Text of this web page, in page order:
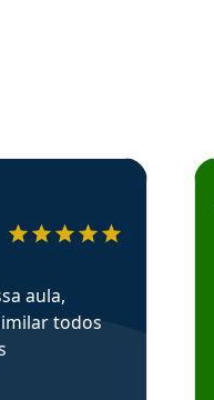
o Aprova
aula,
todos